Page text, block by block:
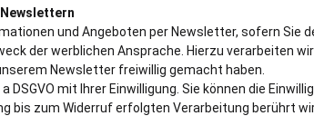
und Angeboten per Newsletter, sofern Sie
der werblichen Ansprache. Hierzu verarbeiten
Newsletter freiwillig gemacht haben.
DSGVO mit Ihrer Einwilligung. Sie können die
bis zum Widerruf erfolgten Verarbeitung berührt